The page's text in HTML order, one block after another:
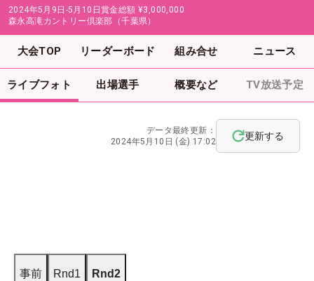
2024年5月9日-5月10日賞金総額 ¥3,000,000
森永高滝カントリー倶楽部（千葉県）
大会TOP リーダーボード 組み合せ ニュース
ライブフォト 出場選手 概要など TV放送予定
データ最終更新：
2024年5月10日 (金) 17:02
更新する
事前 Rnd1 Rnd2